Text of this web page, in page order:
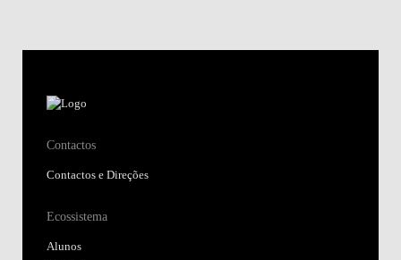
Contactos
Contactos e Direções
Ecossistema
Alunos